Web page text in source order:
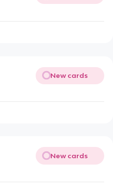
New cards
New cards